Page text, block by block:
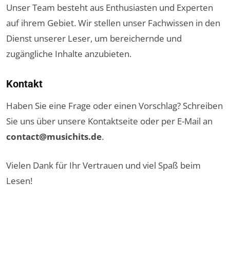
Unser Team besteht aus Enthusiasten und Experten
auf ihrem Gebiet. Wir stellen unser Fachwissen in den
Dienst unserer Leser, um bereichernde und
zugängliche Inhalte anzubieten.
Kontakt
Haben Sie eine Frage oder einen Vorschlag? Schreiben
Sie uns über unsere Kontaktseite oder per E-Mail an
contact@musichits.de.
Vielen Dank für Ihr Vertrauen und viel Spaß beim
Lesen!